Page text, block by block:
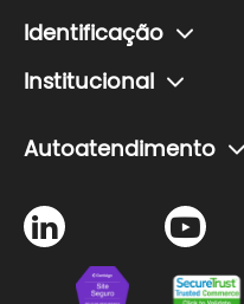
Teste seu certificado
Agendamento de
Esqueci minha senha
Como fazer um
Identificação
Institucional
Trabalhe Conosco
Autoatendimento
Instalação de certificado
Meus pedidos